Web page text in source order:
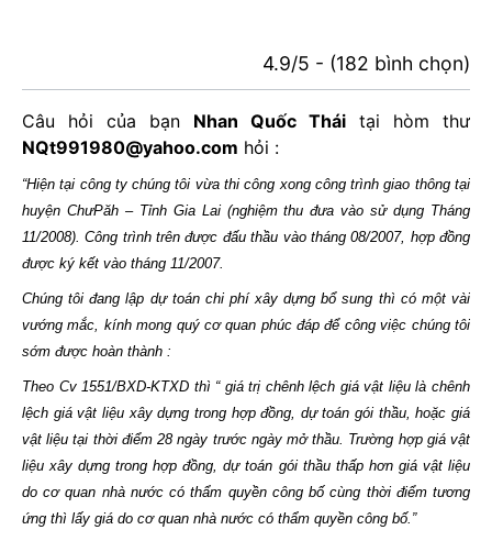
4.9/5 - (182 bình chọn)
Câu hỏi của bạn Nhan Quốc Thái tại hòm thư
NQt991980@yahoo.com hỏi :
“Hiện tại công ty chúng tôi vừa thi công xong công trình giao thông tại
huyện ChưPăh – Tỉnh Gia Lai (nghiệm thu đưa vào sử dụng Tháng
11/2008). Công trình trên được đấu thầu vào tháng 08/2007, hợp đồng
được ký kết vào tháng 11/2007.
Chúng tôi đang lập dự toán chi phí xây dựng bổ sung thì có một vài
vướng mắc, kính mong quý cơ quan phúc đáp để công việc chúng tôi
sớm được hoàn thành :
Theo Cv 1551/BXD-KTXD thì “ giá trị chênh lệch giá vật liệu là chênh
lệch giá vật liệu xây dựng trong hợp đồng, dự toán gói thầu, hoặc giá
vật liệu tại thời điểm 28 ngày trước ngày mở thầu. Trường hợp giá vật
liệu xây dựng trong hợp đồng, dự toán gói thầu thấp hơn giá vật liệu
do cơ quan nhà nước có thẩm quyền công bố cùng thời điểm tương
ứng thì lấy giá do cơ quan nhà nước có thẩm quyền công bố.”